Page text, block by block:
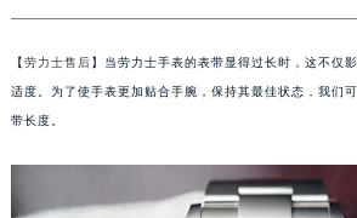
【劳力士售后】当劳力士手表的表带显得过长时，这不仅
适度。为了使手表更加贴合手腕，保持其最佳状态，我们
带长度。